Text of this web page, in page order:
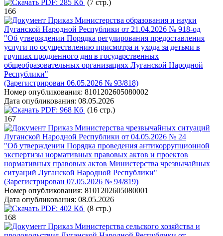
PDF: 285 Кб (7 стр.)
166
Приказ Министерства образования и науки
Луганской Народной Республики от 21.04.2026 № 918-од
"Об утверждении Порядка регулирования предоставления
услуги по осуществлению присмотра и ухода за детьми в
группах продленного дня в государственных
общеобразовательных организациях Луганской Народной
Республики"
(Зарегистрирован 06.05.2026 № 93/818)
Номер опубликования: 8101202605080002
Дата опубликования: 08.05.2026
PDF: 968 Кб (16 стр.)
167
Приказ Министерства чрезвычайных ситуаций
Луганской Народной Республики от 04.05.2026 № 24
"Об утверждении Порядка проведения антикоррупционной
экспертизы нормативных правовых актов и проектов
нормативных правовых актов Министерства чрезвычайных
ситуаций Луганской Народной Республики"
(Зарегистрирован 07.05.2026 № 94/819)
Номер опубликования: 8101202605080001
Дата опубликования: 08.05.2026
PDF: 402 Кб (8 стр.)
168
Приказ Министерства сельского хозяйства и